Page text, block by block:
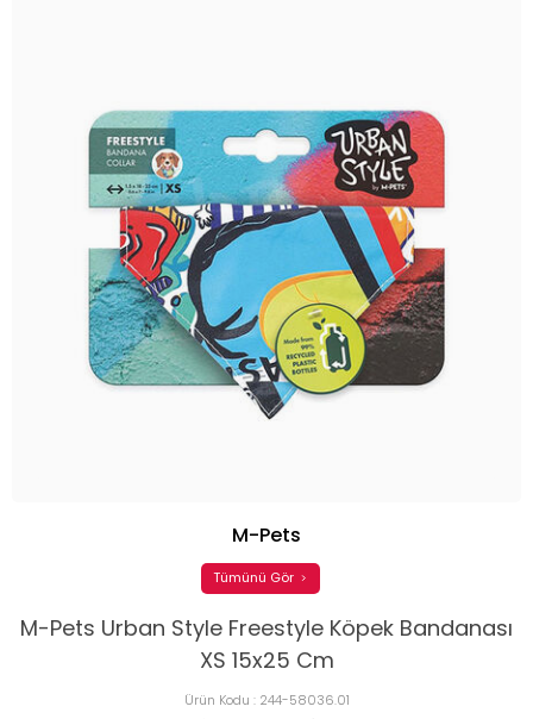
M-Pets Urban Style Freestyle Köpek Bandanası
XS 15x25 Cm
Ürün Kodu : 244-58036.01
M-Pets
Tümünü Gör